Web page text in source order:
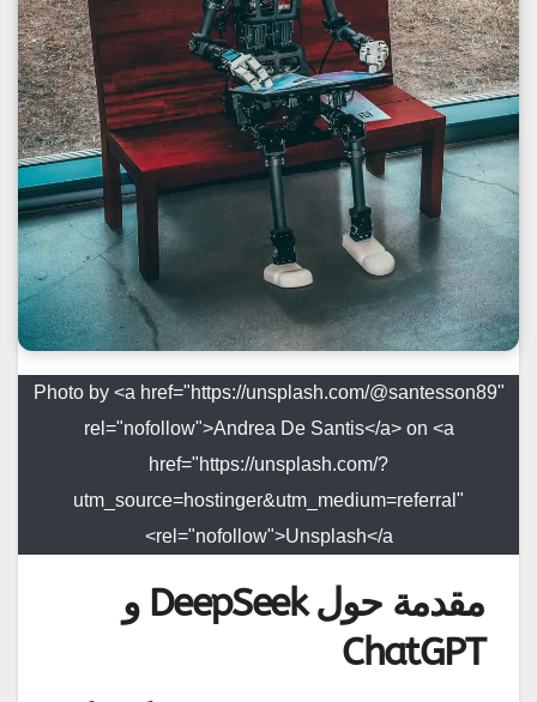
Photo by <a href="https://unsplash.com/@santesson89"
rel="nofollow">Andrea De Santis</a> on <a
href="https://unsplash.com/?
utm_source=hostinger&utm_medium=referral"
rel="nofollow">Unsplash</a>
مقدمة حول DeepSeek و
ChatGPT